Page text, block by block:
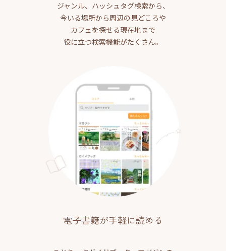
ジャンル、ハッシュタグ検索から、
今いる場所から周辺の見どころや
カフェを探せる現在地まで
役に立つ検索機能がたくさん。
電子書籍が手軽に読める